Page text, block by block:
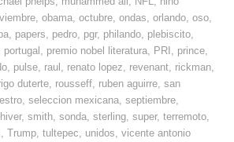
,obama ,octubre ,ondas ,orlando ,oso
papers pedro pgr, philando plebiscito
portugal premio nobel literatura PRI prince
pulse raul renato lopez revenant rickman
duterte rousseff ruben aguirre ,san
,seleccion mexicana ,septiembre
,smith ,sonda ,sterling ,super,terremoto
,Trump ,tultepec unidos ,vicente antonio